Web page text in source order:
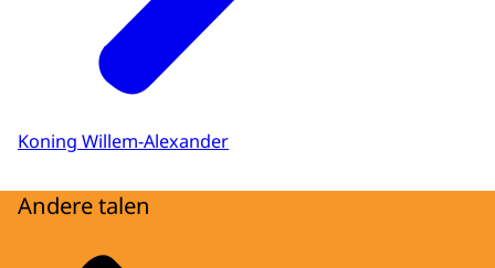
Koning Willem-Alexander
Andere talen